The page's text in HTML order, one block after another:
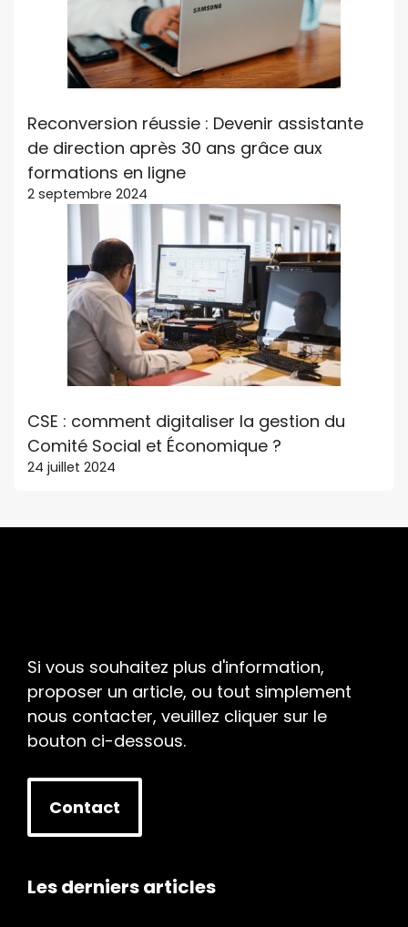
Reconversion réussie : Devenir assistante
de direction après 30 ans grâce aux
formations en ligne
2 septembre 2024
CSE : comment digitaliser la gestion du
Comité Social et Économique ?
24 juillet 2024
Si vous souhaitez plus d'information,
proposer un article, ou tout simplement
nous contacter, veuillez cliquer sur le
bouton ci-dessous.
Contact
Les derniers articles